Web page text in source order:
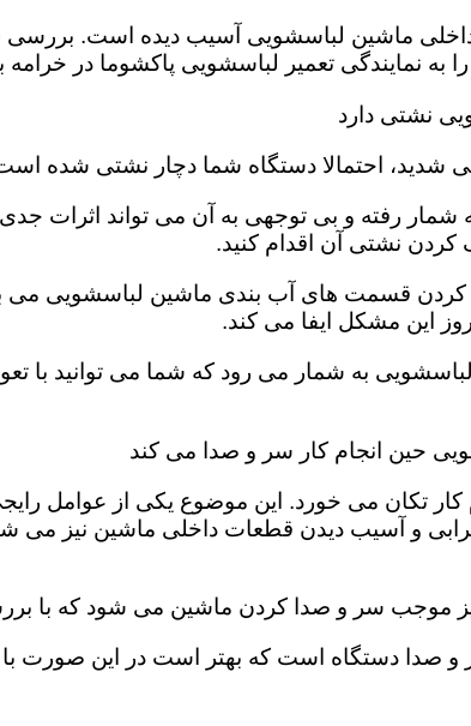
ماشین لباسشویی آسیب دیده است‌.
نمایندگی تعمیر لباسشویی پاکشوما در خرامه
نشتی دارد
شدید، احتمالا دستگاه شما دچار نشتی شده
رفته و بی توجهی به آن می تواند اثرات جدی
نشتی آن اقدام کنید.
کردن قسمت های آب بندی ماشین لباسشویی می
این مشکل ایفا می کند‌‌.
به شمار می رود که شما می توانید با
حین انجام کار سر و صدا می کند
کار تکان می خورد‌. این موضوع یکی از عوامل
و آسیب دیدن قطعات داخلی ماشین نیز می
موجب سر و صدا کردن ماشین می شود که با
دستگاه است که بهتر است در این صورت با